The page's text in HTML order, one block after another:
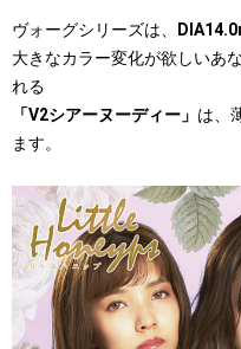
ヴォーグシリーズは、
大きなカラー変化が欲しいあ
れる
「V2シアーヌーディー」 は、
ます。